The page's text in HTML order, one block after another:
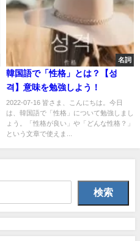
名詞
韓国語で「性格」とは？【성
격】意味を勉強しよう！
2022-07-16 皆さま、こんにちは。今日
は、韓国語で「性格」について勉強しまし
ょう。「性格が良い」や「どんな性格？」
という文章で使えま...
検索